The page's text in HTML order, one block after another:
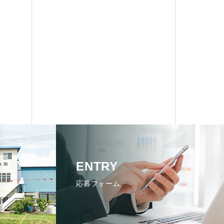
ENTRY
応募フォーム